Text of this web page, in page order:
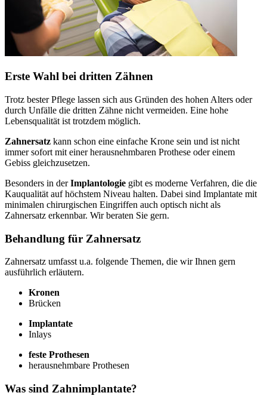
Erste Wahl bei dritten Zähnen
Trotz bester Pflege lassen sich aus Gründen des hohen Alters oder
durch Unfälle die dritten Zähne nicht vermeiden. Eine hohe
Lebensqualität ist trotzdem möglich.
Zahnersatz kann schon eine einfache Krone sein und ist nicht
immer sofort mit einer herausnehmbaren Prothese oder einem
Gebiss gleichzusetzen.
Besonders in derImplantologie gibt es moderne Verfahren, die die
Kauqualität auf höchstem Niveau halten. Dabei sind Implantate mit
minimalen chirurgischen Eingriffen auch optisch nicht als
Zahnersatz erkennbar. Wir beraten Sie gern.
Behandlung für Zahnersatz
Zahnersatz umfasst u.a. folgende Themen, die wir Ihnen gern
ausführlich erläutern.
Kronen
Brücken
Implantate
Inlays
feste Prothesen
herausnehmbare Prothesen
Was sind Zahnimplantate?